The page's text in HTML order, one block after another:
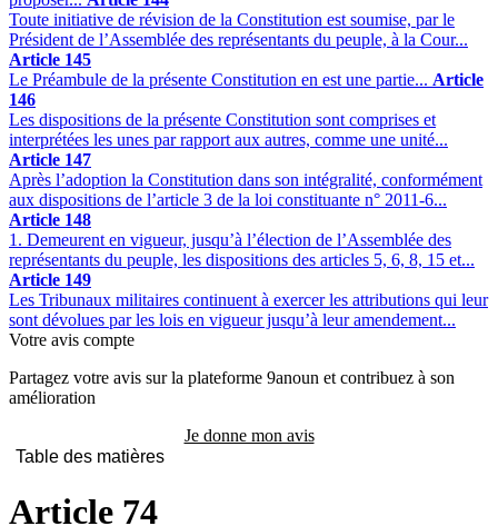
Toute initiative de révision de la Constitution est soumise, par le
Président de l’Assemblée des représentants du peuple, à la Cour...
Article 145
Le Préambule de la présente Constitution en est une partie... Article
146
Les dispositions de la présente Constitution sont comprises et
interprétées les unes par rapport aux autres, comme une unité...
Article 147
Après l’adoption la Constitution dans son intégralité, conformément
aux dispositions de l’article 3 de la loi constituante n° 2011-6...
Article 148
1. Demeurent en vigueur, jusqu’à l’élection de l’Assemblée des
représentants du peuple, les dispositions des articles 5, 6, 8, 15 et...
Article 149
Les Tribunaux militaires continuent à exercer les attributions qui leur
sont dévolues par les lois en vigueur jusqu’à leur amendement...
Votre avis compte
Partagez votre avis sur la plateforme 9anoun et contribuez à son
amélioration
Je donne mon avis
Table des matières
Article 74